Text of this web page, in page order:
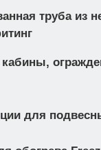
труба из
для